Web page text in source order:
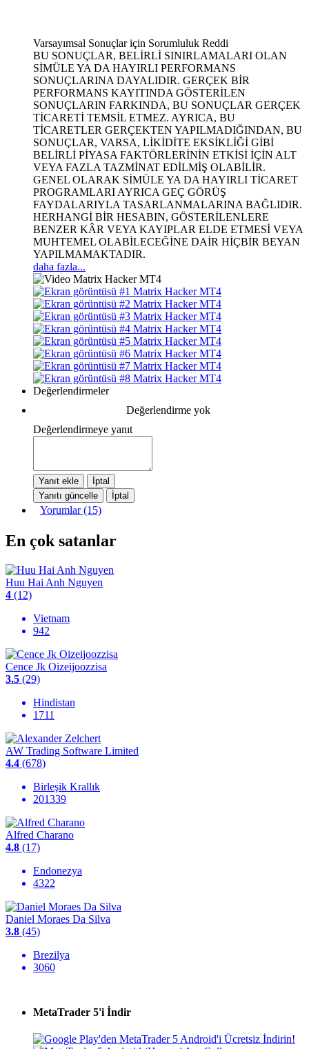
Varsayımsal Sonuçlar için Sorumluluk Reddi
BU SONUÇLAR, BELİRLİ SINIRLAMALARI OLAN
SİMÜLE YA DA HAYIRLI PERFORMANS
SONUÇLARINA DAYALIDIR. GERÇEK BİR
PERFORMANS KAYITINDA GÖSTERİLEN
SONUÇLARIN FARKINDA, BU SONUÇLAR GERÇEK
TİCARETİ TEMSİL ETMEZ. AYRICA, BU
TİCARETLER GERÇEKTEN YAPILMADIĞINDAN, BU
SONUÇLAR, VARSA, LİKİDİTE EKSİKLİĞİ GİBİ
BELİRLİ PİYASA FAKTÖRLERİNİN ETKİSİ İÇİN ALT
VEYA FAZLA TAZMİNAT EDİLMİŞ OLABİLİR.
GENEL OLARAK SİMÜLE YA DA HAYIRLI TİCARET
PROGRAMLARI AYRICA GEÇ GÖRÜŞ
FAYDALARIYLA TASARLANMALARINA BAĞLIDIR.
HERHANGİ BİR HESABIN, GÖSTERİLENLERE
BENZER KÂR VEYA KAYIPLAR ELDE ETMESİ VEYA
MUHTEMEL OLABİLECEĞİNE DAİR HİÇBİR BEYAN
YAPILMAMAKTADIR.
daha fazla...
Değerlendirmeler
Değerlendirme yok
Değerlendirmeye yanıt
Yorumlar (15)
En çok satanlar
Huu Hai Anh Nguyen
4 (12)
Vietnam
942
Cence Jk Oizeijoozzisa
3.5 (29)
Hindistan
1711
AW Trading Software Limited
4.4 (678)
Birleşik Krallık
201339
Alfred Charano
4.8 (17)
Endonezya
4322
Daniel Moraes Da Silva
3.8 (45)
Brezilya
3060
MetaTrader 5'i İndir